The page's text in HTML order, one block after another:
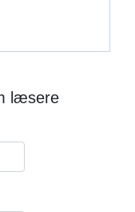
læsere